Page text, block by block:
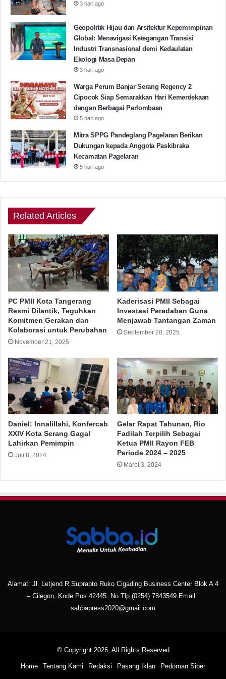
Maftukhin menepisnya.
Menurutnya, Muktamar Pemikiran memberikan
kontribusi terhadap bangsa dan negara dalam
menyukseskan program Indonesia Emas 2045.
“Jadi, ini murni muktamar pemikiran untuk dosen yang
tergabung dalam IKA-PMII, tidak ada kepentingan
lain,” kata Maftukhin.
Ketua Panitia Muktamar Noor Harisudin
menambahkan, dalam muktamar ini juga digelar
diskusi dan seminar membahas program Indonesia
Selain itu, beberapa seminar juga menghadirkan para
Ketua Umum PBNU KH Said Aqil Siradj, Menteri
Agama KH Yaqut Cholil Qoumas, Menristek Bambang
Brodjonegoro, Menaker Ida Fauziah Mendes PDTT
Abdul Halim Iskandar, Wakil Ketua MPR Jazilul
Wafaid, dan masih banyak lagi.(Rls/Red)
Asosiasi Dosen Pergerakan IKA PMII
Copy URL
3 hari ago
Geopolitik Hijau dan Arsitektur Kepemimpinan
Global: Menavigasi Ketegangan Transisi
Industri Transnasional demi Kedaulatan
Ekologi Masa Depan
3 hari ago
Warga Perum Banjar Serang Regency 2
Cipocok Siap Semarakkan Hari Kemerdekaan
dengan Berbagai Perlombaan
5 hari ago
Mitra SPPG Pandeglang Pagelaran Berikan
Dukungan kepada Anggota Paskibraka
Kecamatan Pagelaran
5 hari ago
Related Articles
PC PMII Kota Tangerang
Resmi Dilantik, Teguhkan
Komitmen Gerakan dan
Kolaborasi untuk Perubahan
November 21, 2025
Kaderisasi PMII Sebagai
Investasi Peradaban Guna
Menjawab Tantangan Zaman
September 20, 2025
Daniel: Innalillahi, Konfercab
XXIV Kota Serang Gagal
Lahirkan Pemimpin
Juli 8, 2024
Gelar Rapat Tahunan, Rio
Fadilah Terpilih Sebagai
Ketua PMII Rayon FEB
Periode 2024 – 2025
Maret 3, 2024
Alamat: Jl. Letjend R Suprapto Ruko Cigading Business Center Blok A 4
– Cilegon, Kode Pos 42445. No Tlp (0254) 7843549 Email :
sabbapress2020@gmail.com
© Copyright 2026, All Rights Reserved
Home Tentang Kami Redaksi Pasang Iklan Pedoman Siber